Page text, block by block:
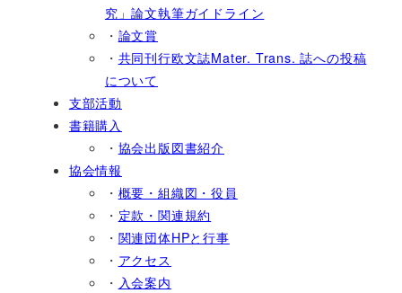
究」論文執筆ガイドライン
・ 論文賞
・ 共同刊行欧文誌Mater. Trans. 誌への投稿
について
支部活動
書籍購入
・ 協会出版図書紹介
協会情報
・ 概要・組織図・役員
・ 定款・関連規約
・ 関連団体HPと行事
・ アクセス
・ 入会案内